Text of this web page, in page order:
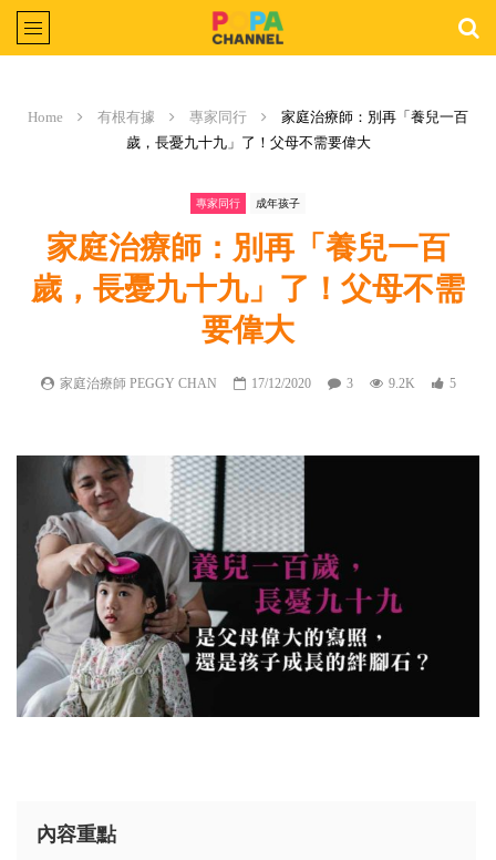
Home 有根有據 專家同行
家庭治療師：別再「養兒一百
歲，長憂九十九」了！父母不需要偉大
專家同行 成年孩子
家庭治療師：別再「養兒一百
歲，長憂九十九」了！父母不需
要偉大
家庭治療師 PEGGY CHAN 17/12/2020 3 9.2K 5
內容重點